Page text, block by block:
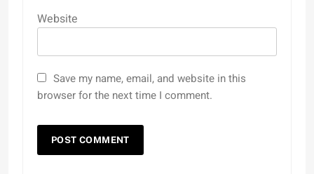
Website
Save my name, email, and website in this
browser for the next time I comment.